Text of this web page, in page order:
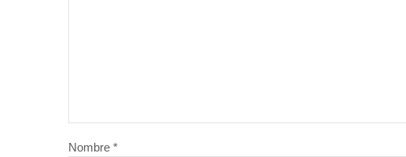
Nombre *